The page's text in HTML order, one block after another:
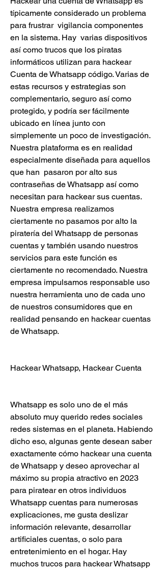
típicamente considerado un problema
para frustrar  vigilancia componentes
en la sistema. Hay  varias dispositivos
así como trucos que los piratas
informáticos utilizan para hackear
Cuenta de Whatsapp código. Varias de
estas recursos y estrategias son
complementario, seguro así como
protegido, y podría ser fácilmente
ubicado en línea junto con
simplemente un poco de investigación.
Nuestra plataforma es en realidad
especialmente diseñada para aquellos
que han  pasaron por alto sus
contraseñas de Whatsapp así como
necesitan para hackear sus cuentas.
Nuestra empresa realizamos
ciertamente no pasamos por alto la
piratería del Whatsapp de personas
cuentas y también usando nuestros
servicios para este función es
ciertamente no recomendado. Nuestra
empresa impulsamos responsable uso
nuestra herramienta uno de cada uno
de nuestros consumidores que en
realidad pensando en hackear cuentas
de Whatsapp.
Hackear Whatsapp, Hackear Cuenta
Whatsapp es solo uno de el más
absoluto muy querido redes sociales
redes sistemas en el planeta. Habiendo
dicho eso, algunas gente desean saber
exactamente cómo hackear una cuenta
de Whatsapp y deseo aprovechar al
máximo su propia atractivo en 2023
para piratear en otros individuos
Whatsapp cuentas para numerosas
explicaciones, me gusta deslizar
información relevante, desarrollar
artificiales cuentas, o solo para
entretenimiento en el hogar. Hay
muchos trucos para hackear Whatsapp